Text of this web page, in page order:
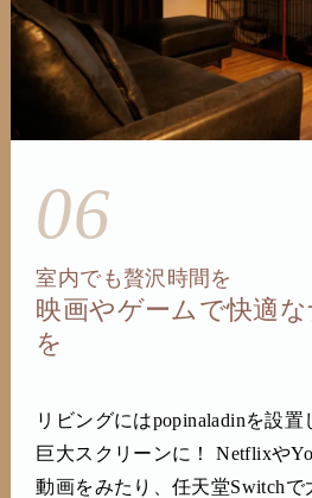
06
室内でも贅沢時間を
映画やゲームで快適
を
リビングにはpopinaladinを設
巨大スクリーンに！ Netflixや
動画をみたり、任天堂Switch